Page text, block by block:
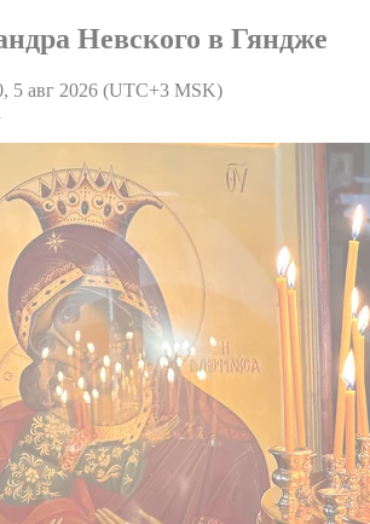
Невского в Гяндже
5 авг 2026 (UTC+3 MSK)